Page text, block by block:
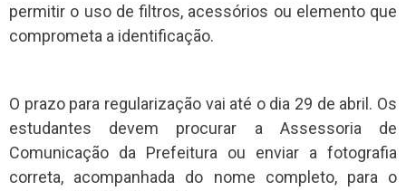
permitir o uso de filtros, acessórios ou elemento que
comprometa a identificação.
O prazo para regularização vai até o dia 29 de abril. Os
estudantes devem procurar a Assessoria de
Comunicação da Prefeitura ou enviar a fotografia
correta, acompanhada do nome completo, para o